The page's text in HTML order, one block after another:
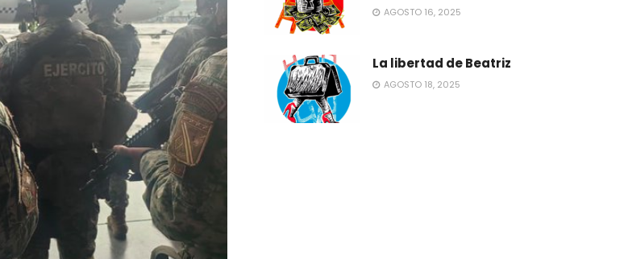
AGOSTO 16, 2025
La libertad de Beatriz
AGOSTO 18, 2025